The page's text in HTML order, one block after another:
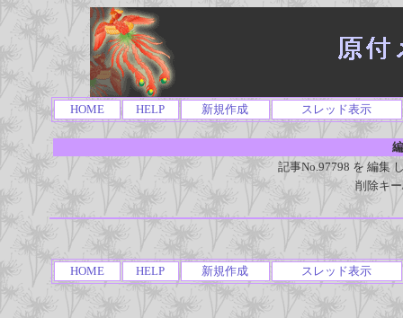
HOME HELP 新規作成 スレッド表示
記事No.97798 を 編集
削除キ
HOME HELP 新規作成 スレッド表示